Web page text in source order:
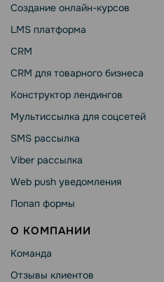
Создание онлайн-курсов
LMS платформа
CRM
CRM для товарного бизнеса
Конструктор лендингов
Мультиссылка для соцсетей
SMS рассылка
Viber рассылка
Web push уведомления
Попап формы
О КОМПАНИИ
Команда
Отзывы клиентов